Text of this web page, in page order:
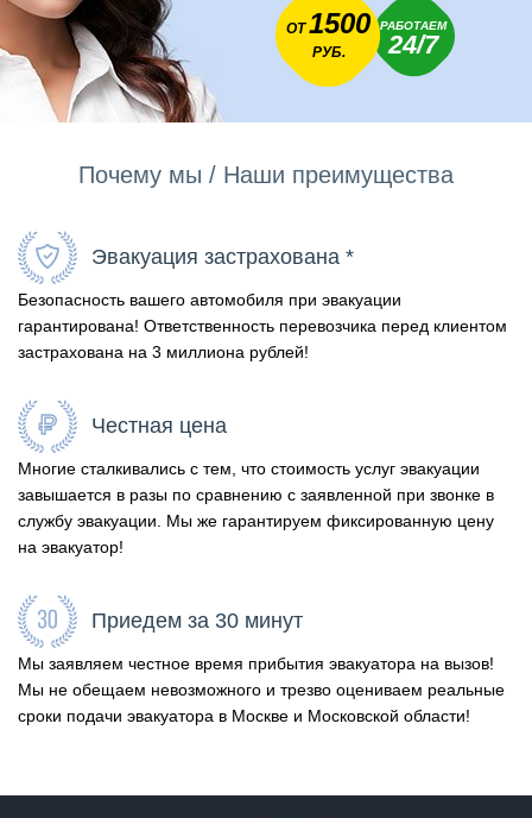
ОТ1500
РУБ.
РАБОТАЕМ
24/7
Почему мы / Наши преимущества
Эвакуация застрахована *
Безопасность вашего автомобиля при эвакуации
гарантирована! Ответственность перевозчика перед клиентом
застрахована на 3 миллиона рублей!
Честная цена
Многие сталкивались с тем, что стоимость услуг эвакуации
завышается в разы по сравнению с заявленной при звонке в
службу эвакуации. Мы же гарантируем фиксированную цену
на эвакуатор!
Приедем за 30 минут
Мы заявляем честное время прибытия эвакуатора на вызов!
Мы не обещаем невозможного и трезво оцениваем реальные
сроки подачи эвакуатора в Москве и Московской области!